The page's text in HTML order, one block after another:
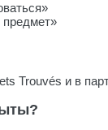
Trouvés и в